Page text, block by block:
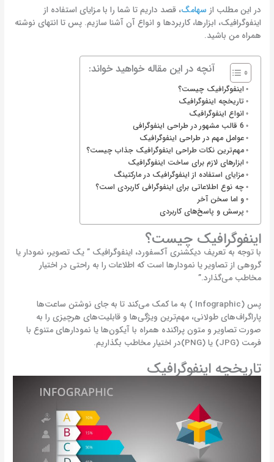
در این مطلب از سهامگ، قصد داریم تا شما را با مزایای استفاده از
اینفوگرافیک‌، ابزارها، کاربردها و انواع آن آشنا سازیم. پس تا انتهای نوشته
همراه من باشید.
آنچه در این مقاله خواهید خواند:
اینفوگرافیک چیست؟
تاریخچه اینفوگرافیک
انواع اینفوگرافیک
6 قالب مشهور در طراحی اینفوگرافی
عوامل مهم در طراحی اینفوگرافیک
مهم‌ترین نکات طراحی اینفوگرافیک جذاب چیست؟
ابزارهای لازم برای ساخت اینفوگرافیک
مزایای استفاده از اینفوگرافیک در مارکتینگ
چه نوع اطلاعاتی برای اینفوگرافی کاربردی است؟
و اما سخن آخر
پرسش و پاسخ‌های کاربردی
اینفوگرافیک چیست؟
با توجه به تعریف دیکشنری آکسفورد، اینفوگرافیک ” یک تصویر، نمودار یا
گروهی از تصاویر یا نمودارها است که اطلاعات را به راحتی در اختیار
مخاطب می‌گذارد.”
پس (Infographic ) به ما کمک می‌کند تا به جای نوشتن ساعت‌ها
پاراگراف‌های طولانی، مهم‌ترین ویژگی‌ها و قابلیت‌های هرچیزی را به
صورت تصاویر و متون پراکنده همراه با آیکون‌ها یا نمودارهای متنوع با
فرمت (JPG) یا (PNG)در اختیار مخاطب بگذاریم.
تاریخچه اینفوگرافیک